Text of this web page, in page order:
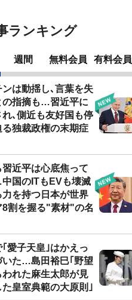
ランキング
週間 無料会員 有料会員
ンは動揺し､言葉を失
の指摘も…習近平に
れ､側近も友好国も停
る独裁政権の末期症
習近平は心底焦って
国のITもEVも壊滅
力を持つ日本が世界
8割を握る"素材"の名
｢愛子天皇｣はかえっ
いた…島田裕巳｢野望
われた麻生太郎が見
皇室典範の大原則｣